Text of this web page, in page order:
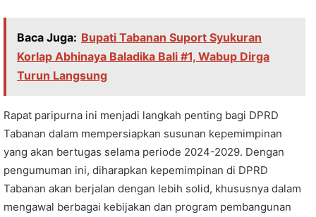
Baca Juga: Bupati Tabanan Suport Syukuran
Korlap Abhinaya Baladika Bali #1, Wabup Dirga
Turun Langsung
Rapat paripurna ini menjadi langkah penting bagi DPRD
Tabanan dalam mempersiapkan susunan kepemimpinan
yang akan bertugas selama periode 2024-2029. Dengan
pengumuman ini, diharapkan kepemimpinan di DPRD
Tabanan akan berjalan dengan lebih solid, khususnya dalam
mengawal berbagai kebijakan dan program pembangunan